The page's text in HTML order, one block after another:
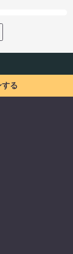
する